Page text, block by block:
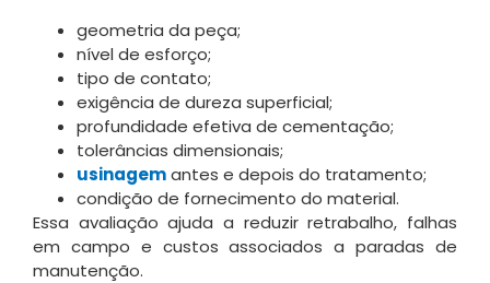
geometria da peça;
nível de esforço;
tipo de contato;
exigência de dureza superficial;
profundidade efetiva de cementação;
tolerâncias dimensionais;
usinagemantes e depois do tratamento;
condição de fornecimento do material.
Essa avaliação ajuda a reduzir retrabalho, falhas
em campo e custos associados a paradas de
manutenção.